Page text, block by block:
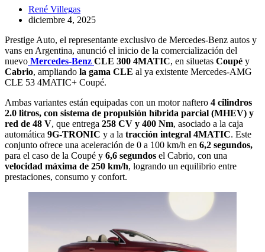
René Villegas
diciembre 4, 2025
Prestige Auto, el representante exclusivo de Mercedes-Benz autos y
vans en Argentina, anunció el inicio de la comercialización del
nuevo Mercedes-Benz CLE 300 4MATIC, en siluetas Coupé y
Cabrio, ampliando la gama CLE al ya existente Mercedes-AMG
CLE 53 4MATIC+ Coupé.
Ambas variantes están equipadas con un motor naftero 4 cilindros
2.0 litros, con sistema de propulsión híbrida parcial (MHEV) y
red de 48 V, que entrega 258 CV y 400 Nm, asociado a la caja
automática 9G-TRONIC y a la tracción integral 4MATIC. Este
conjunto ofrece una aceleración de 0 a 100 km/h en 6,2 segundos,
para el caso de la Coupé y 6,6 segundos el Cabrio, con una
velocidad máxima de 250 km/h, logrando un equilibrio entre
prestaciones, consumo y confort.